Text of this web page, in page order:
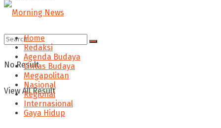
No Result
View All Result
Home
Redaksi
Agenda Budaya
Lintas Budaya
Megapolitan
Nasional
Regional
Internasional
Gaya Hidup